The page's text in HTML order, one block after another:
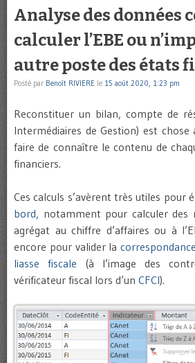
Analyse des données
calculer l’EBE ou
autre poste des états
Posté par Benoît RIVIERE le 15 août 2020, 1:23 pm
Reconstituer un bilan, compte de
Intermédiaires de Gestion) est
faire de connaître le contenu de
financiers.
Ces calculs s’avèrent très utiles pour
bord, notamment pour calculer des
agrégat au chiffre d’affaires ou à
encore pour valider la
liasse fiscale (à l’image des
vérificateur fiscal lors d’un CFCI).